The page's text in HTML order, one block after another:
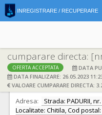
INREGISTRARE / RECUPERARE
cumparare directa:
OFERTA ACCEPTATA
DATA
DATA FINALIZARE: 26.05.2023
VALOARE CUMPARARE DIRECTA:
DATE IDENTIFICARE
Ofertant: S.C. DONA.
Adresa:
Strada: PADURII,
Localitate: Chitila, Cod postal: